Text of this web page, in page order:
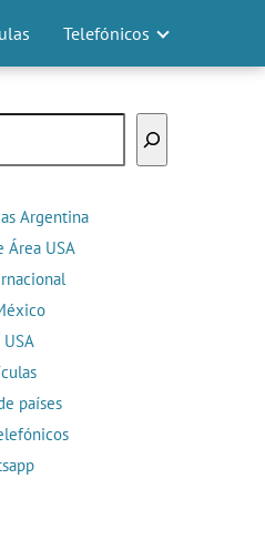
Telefónicos
Argentina
Área USA
USA
países